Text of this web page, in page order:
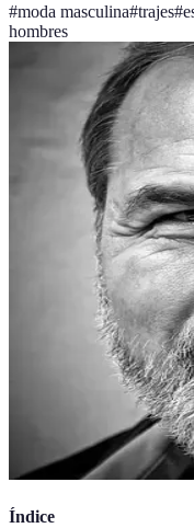
#moda masculina#trajes#
hombres
Índice